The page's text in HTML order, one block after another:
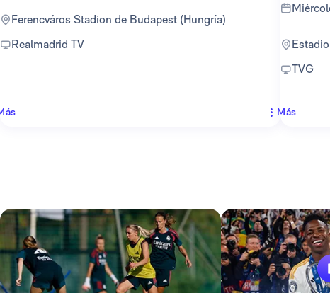
Ferencváros Stadion de Budapest (Hungría)
Realmadrid TV
TVG
Más